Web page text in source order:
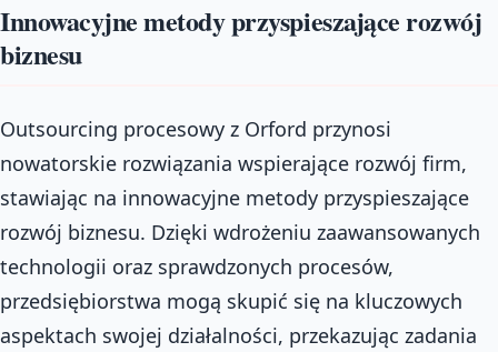
Innowacyjne metody przyspieszające rozwój
biznesu
Outsourcing procesowy z Orford przynosi
nowatorskie rozwiązania wspierające rozwój firm,
stawiając na innowacyjne metody przyspieszające
rozwój biznesu. Dzięki wdrożeniu zaawansowanych
technologii oraz sprawdzonych procesów,
przedsiębiorstwa mogą skupić się na kluczowych
aspektach swojej działalności, przekazując zadania